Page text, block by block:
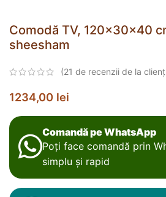
Comodă TV, 120x30x40
sheesham
(21 de recenzii de la
1234,00 lei
Comandă pe WhatsApp
Poți face comandă prin
simplu și rapid